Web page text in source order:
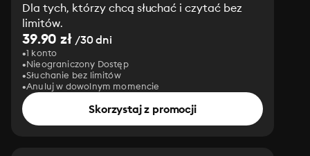
Dla tych, którzy chcą słuchać i czytać bez
limitów.
39.90 zł/30 dni
1 konto
Nieograniczony Dostęp
Słuchanie bez limitów
Anuluj w dowolnym momencie
Skorzystaj z promocji